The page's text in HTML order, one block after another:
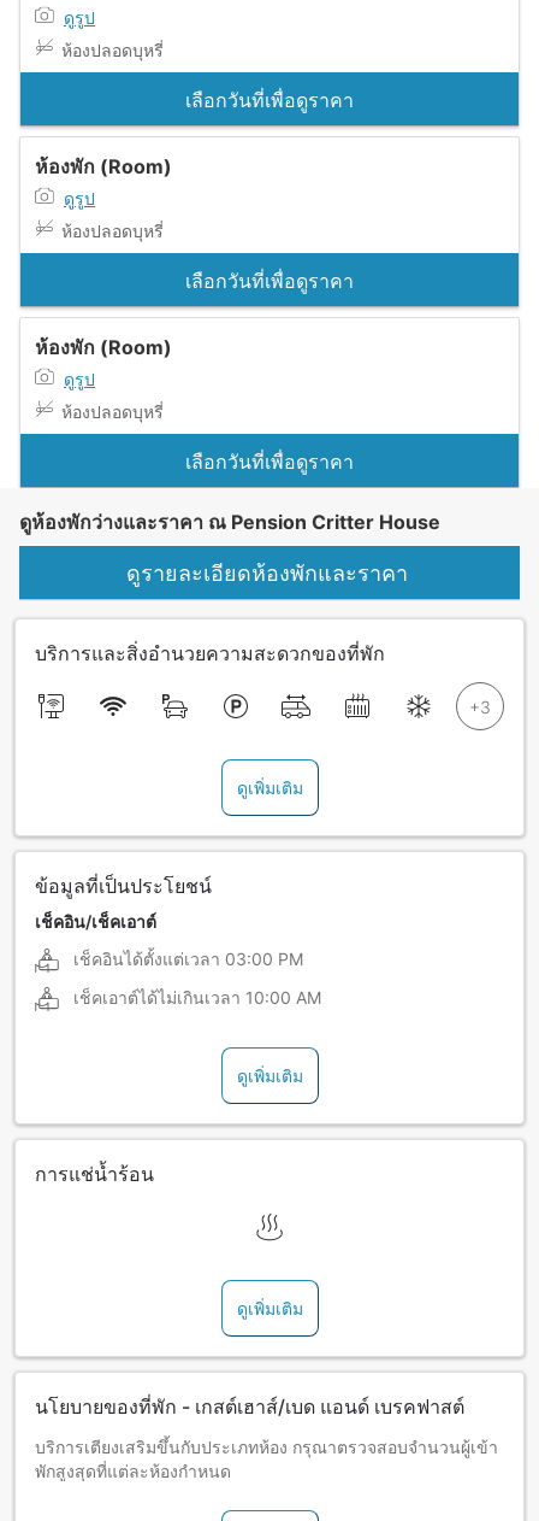
ดูรูป
ห้องปลอดบุหรี่
เลือกวันที่เพื่อดูราคา
ห้องพัก (Room)
ดูรูป
ห้องปลอดบุหรี่
เลือกวันที่เพื่อดูราคา
ห้องพัก (Room)
ดูรูป
ห้องปลอดบุหรี่
เลือกวันที่เพื่อดูราคา
ดูห้องพักว่างและราคา ณ Pension Critter House
ดูรายละเอียดห้องพักและราคา
บริการและสิ่งอำนวยความสะดวกของที่พัก
ดูเพิ่มเติม
ข้อมูลที่เป็นประโยชน์
เช็คอิน/เช็คเอาต์
เช็คอินได้ตั้งแต่เวลา 03:00 PM
เช็คเอาต์ได้ไม่เกินเวลา 10:00 AM
ดูเพิ่มเติม
การแช่น้ำร้อน
ดูเพิ่มเติม
นโยบายของที่พัก - เกสต์เฮาส์/เบด แอนด์ เบรคฟาสต์
บริการเตียงเสริมขึ้นกับประเภทห้อง กรุณาตรวจสอบจำนวนผู้เข้า
พักสูงสุดที่แต่ละห้องกำหนด